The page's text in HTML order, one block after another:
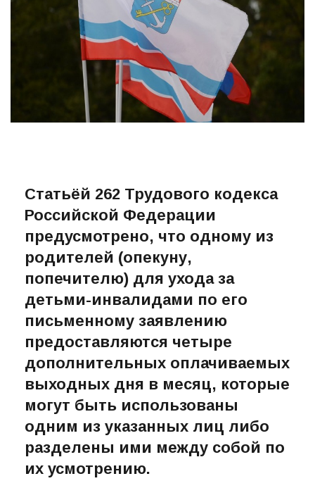
Статьёй 262 Трудового кодекса
Российской Федерации
предусмотрено, что одному из
родителей (опекуну,
попечителю) для ухода за
детьми-инвалидами по его
письменному заявлению
предоставляются четыре
дополнительных оплачиваемых
выходных дня в месяц, которые
могут быть использованы
одним из указанных лиц либо
разделены ими между собой по